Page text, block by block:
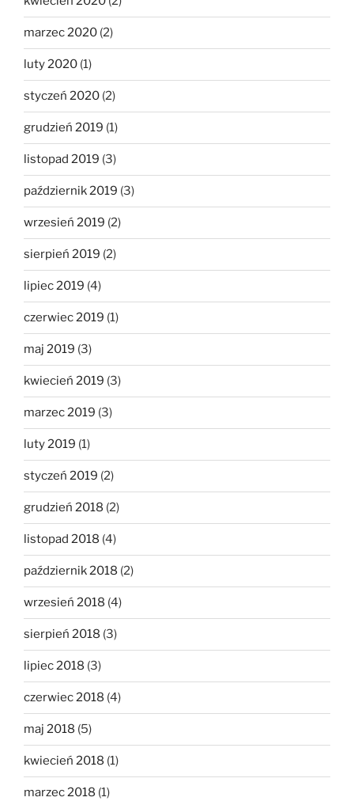
marzec 2020 (2)
luty 2020 (1)
styczeń 2020 (2)
grudzień 2019 (1)
listopad 2019 (3)
październik 2019 (3)
wrzesień 2019 (2)
sierpień 2019 (2)
lipiec 2019 (4)
czerwiec 2019 (1)
maj 2019 (3)
kwiecień 2019 (3)
marzec 2019 (3)
luty 2019 (1)
styczeń 2019 (2)
grudzień 2018 (2)
listopad 2018 (4)
październik 2018 (2)
wrzesień 2018 (4)
sierpień 2018 (3)
lipiec 2018 (3)
czerwiec 2018 (4)
maj 2018 (5)
kwiecień 2018 (1)
marzec 2018 (1)